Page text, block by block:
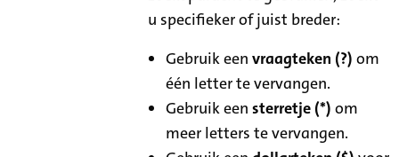
u specifieker of juist breder:
Gebruik eenvraagteken (?) om
één letter te vervangen.
Gebruik eensterretje (*) om
meer letters te vervangen.